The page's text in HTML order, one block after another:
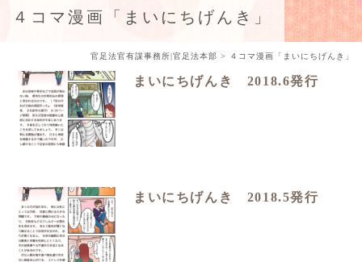
４コマ漫画「まいにちげんき」
官足法官有謀事務所|官足法本部 > ４コマ漫画「まいにちげんき」
まいにちげんき 2018.6発行
まいにちげんき 2018.5発行